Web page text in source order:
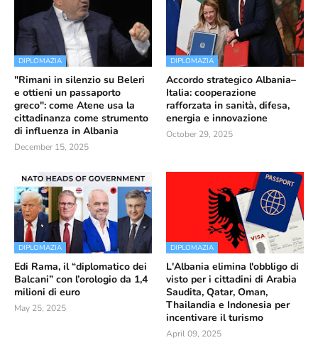
DIPLOMAZIA
"Rimani in silenzio su Beleri
e ottieni un passaporto
greco": come Atene usa la
cittadinanza come strumento
di influenza in Albania
December 15, 2025
DIPLOMAZIA
Accordo strategico Albania–
Italia: cooperazione
rafforzata in sanità, difesa,
energia e innovazione
October 29, 2025
DIPLOMAZIA
Edi Rama, il “diplomatico dei
Balcani” con l’orologio da 1,4
milioni di euro
May 25, 2025
DIPLOMAZIA
L'Albania elimina l'obbligo di
visto per i cittadini di Arabia
Saudita, Qatar, Oman,
Thailandia e Indonesia per
incentivare il turismo
April 09, 2025